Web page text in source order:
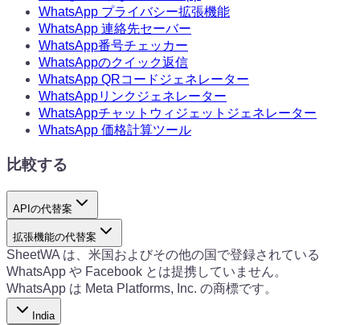
WhatsApp プライバシー拡張機能
WhatsApp 連絡先セーバー
WhatsApp番号チェッカー
WhatsAppのクイック返信
WhatsApp QRコードジェネレーター
WhatsAppリンクジェネレーター
WhatsAppチャットウィジェットジェネレーター
WhatsApp 価格計算ツール
比較する
APIの代替案
拡張機能の代替案
SheetWA は、米国およびその他の国で登録されている
WhatsApp や Facebook とは提携していません。
WhatsApp は Meta Platforms, Inc. の商標です。
India